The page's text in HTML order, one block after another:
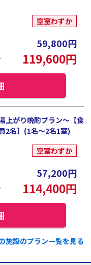
空室わずか
59,800円
119,600円
上がり晩酌プラン～【食
2名】(1名～2名1室)
空室わずか
57,200円
114,400円
施設のプラン一覧を見る